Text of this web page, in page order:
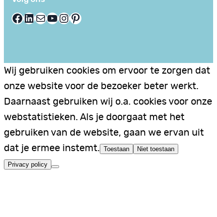
Facebook LinkedIn E-mail YouTube InstagramPinterest
Wij gebruiken cookies om ervoor te zorgen dat
onze website voor de bezoeker beter werkt.
Daarnaast gebruiken wij o.a. cookies voor onze
webstatistieken. Als je doorgaat met het
gebruiken van de website, gaan we ervan uit
dat je ermee instemt. Toestaan Niet toestaan
Privacy policy